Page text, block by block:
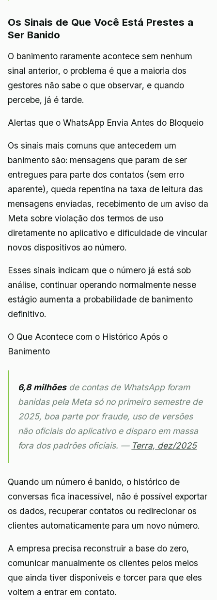
Os Sinais de Que Você Está Prestes a
Ser Banido
O banimento raramente acontece sem nenhum
sinal anterior, o problema é que a maioria dos
gestores não sabe o que observar, e quando
percebe, já é tarde.
Alertas que o WhatsApp Envia Antes do Bloqueio
Os sinais mais comuns que antecedem um
banimento são: mensagens que param de ser
entregues para parte dos contatos (sem erro
aparente), queda repentina na taxa de leitura das
mensagens enviadas, recebimento de um aviso da
Meta sobre violação dos termos de uso
diretamente no aplicativo e dificuldade de vincular
novos dispositivos ao número.
Esses sinais indicam que o número já está sob
análise, continuar operando normalmente nesse
estágio aumenta a probabilidade de banimento
definitivo.
O Que Acontece com o Histórico Após o
Banimento
6,8 milhõesde contas de WhatsApp foram
banidas pela Meta só no primeiro semestre de
2025, boa parte por fraude, uso de versões
não oficiais do aplicativo e disparo em massa
fora dos padrões oficiais. — Terra, dez/2025
Quando um número é banido, o histórico de
conversas fica inacessível, não é possível exportar
os dados, recuperar contatos ou redirecionar os
clientes automaticamente para um novo número.
A empresa precisa reconstruir a base do zero,
comunicar manualmente os clientes pelos meios
que ainda tiver disponíveis e torcer para que eles
voltem a entrar em contato.